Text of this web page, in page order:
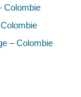
Colombie
– Colombie